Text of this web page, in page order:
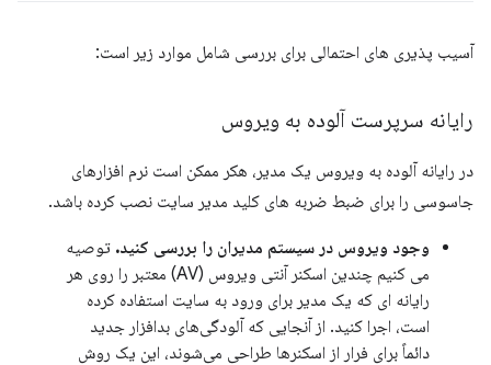
آسیب پذیری های احتمالی برای بررسی شامل موارد زیر است:
رایانه سرپرست آلوده به ویروس
در رایانه آلوده به ویروس یک مدیر، هکر ممکن است نرم افزارهای
جاسوسی را برای ضبط ضربه های کلید مدیر سایت نصب کرده باشد.
وجود ویروس در سیستم مدیران را بررسی کنید. توصیه
می کنیم چندین اسکنر آنتی ویروس (AV) معتبر را روی هر
رایانه ای که یک مدیر برای ورود به سایت استفاده کرده
است، اجرا کنید. از آنجایی که آلودگی‌های بدافزار جدید
دائماً برای فرار از اسکنرها طراحی می‌شوند، این یک روش